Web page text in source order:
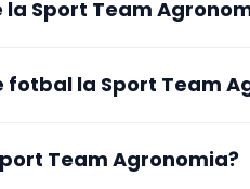
la Sport Team
în timp real și
este aprobată primești
fotbal la Sport Team
Team Agronomia?